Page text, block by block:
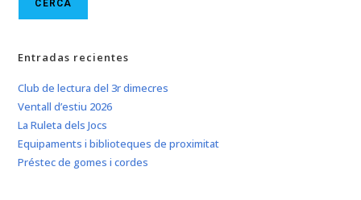
CERCA
Entradas recientes
Club de lectura del 3r dimecres
Ventall d’estiu 2026
La Ruleta dels Jocs
Equipaments i biblioteques de proximitat
Préstec de gomes i cordes